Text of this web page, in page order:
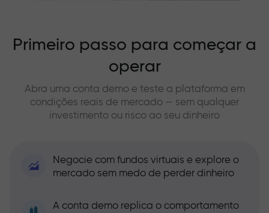
Primeiro passo para começar a
operar
Abra uma conta demo e teste a plataforma em
condições reais de mercado — sem qualquer
investimento ou risco ao seu dinheiro
Negocie com fundos virtuais e explore o
mercado sem medo de perder dinheiro
A conta demo replica o comportamento